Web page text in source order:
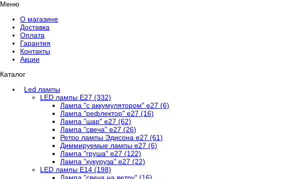
Меню
О магазине
Доставка
Оплата
Гарантия
Контакты
Акции
Каталог
Led лампы
LED лампы E27 (332)
Лампа "с аккумулятором" е27 (6)
Лампа "рефлектор" е27 (16)
Лампа "шар" е27 (62)
Лампа "свеча" е27 (26)
Ретро лампы Эдисона е27 (61)
Диммируемые лампы е27 (6)
Лампа "груша" е27 (122)
Лампа "кукуруза" е27 (22)
LED лампы Е14 (198)